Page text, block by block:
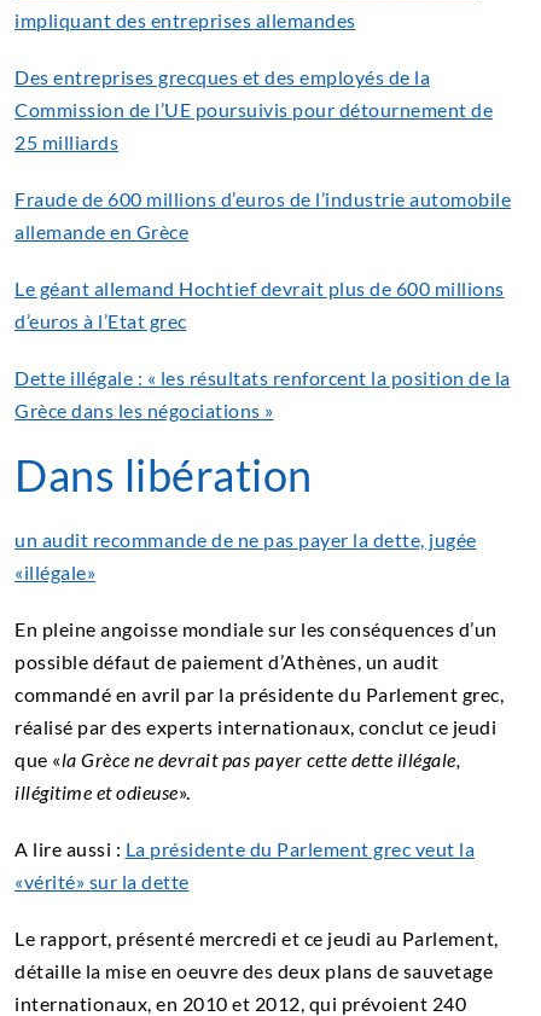
impliquant des entreprises allemandes
Des entreprises grecques et des employés de la
Commission de l’UE poursuivis pour détournement de
25 milliards
Fraude de 600 millions d’euros de l’industrie automobile
allemande en Grèce
Le géant allemand Hochtief devrait plus de 600 millions
d’euros à l’Etat grec
Dette illégale : « les résultats renforcent la position de la
Grèce dans les négociations »
Dans libération
un audit recommande de ne pas payer la dette, jugée
«illégale»
En pleine angoisse mondiale sur les conséquences d’un
possible défaut de paiement d’Athènes, un audit
commandé en avril par la présidente du Parlement grec,
réalisé par des experts internationaux, conclut ce jeudi
que «la Grèce ne devrait pas payer cette dette illégale,
illégitime et odieuse».
A lire aussi : La présidente du Parlement grec veut la
«vérité» sur la dette
Le rapport, présenté mercredi et ce jeudi au Parlement,
détaille la mise en oeuvre des deux plans de sauvetage
internationaux, en 2010 et 2012, qui prévoient 240